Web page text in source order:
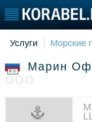
Судостроение
Новости
Компании
Работа
Крюинг
Услуги Морские
RU
Марин
ООО